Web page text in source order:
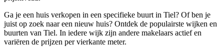
Ga je een huis verkopen in een specifieke buurt in Tiel? Of ben je
juist op zoek naar een nieuw huis? Ontdek de populairste wijken en
buurten van Tiel. In iedere wijk zijn andere makelaars actief en
variëren de prijzen per vierkante meter.